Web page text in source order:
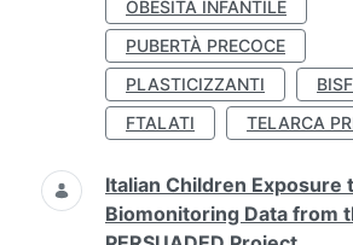
OBESITÀ INFANTILE
PUBERTÀ PRECOCE
PLASTICIZZANTI
FTALATI
TELARCA
Italian Children Exposure
Biomonitoring Data from